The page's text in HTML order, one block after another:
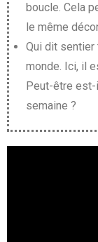
boucle. Cela
le même
Qui dit sentier
monde. Ici, il
Peut-être est-
semaine ?